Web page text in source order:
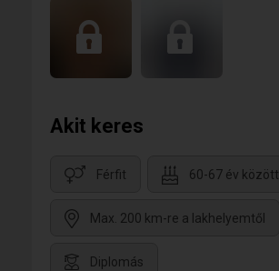
Akit keres
Férfit 60-67 év között
Max. 200 km-re a lakhelyemtől
Diplomás